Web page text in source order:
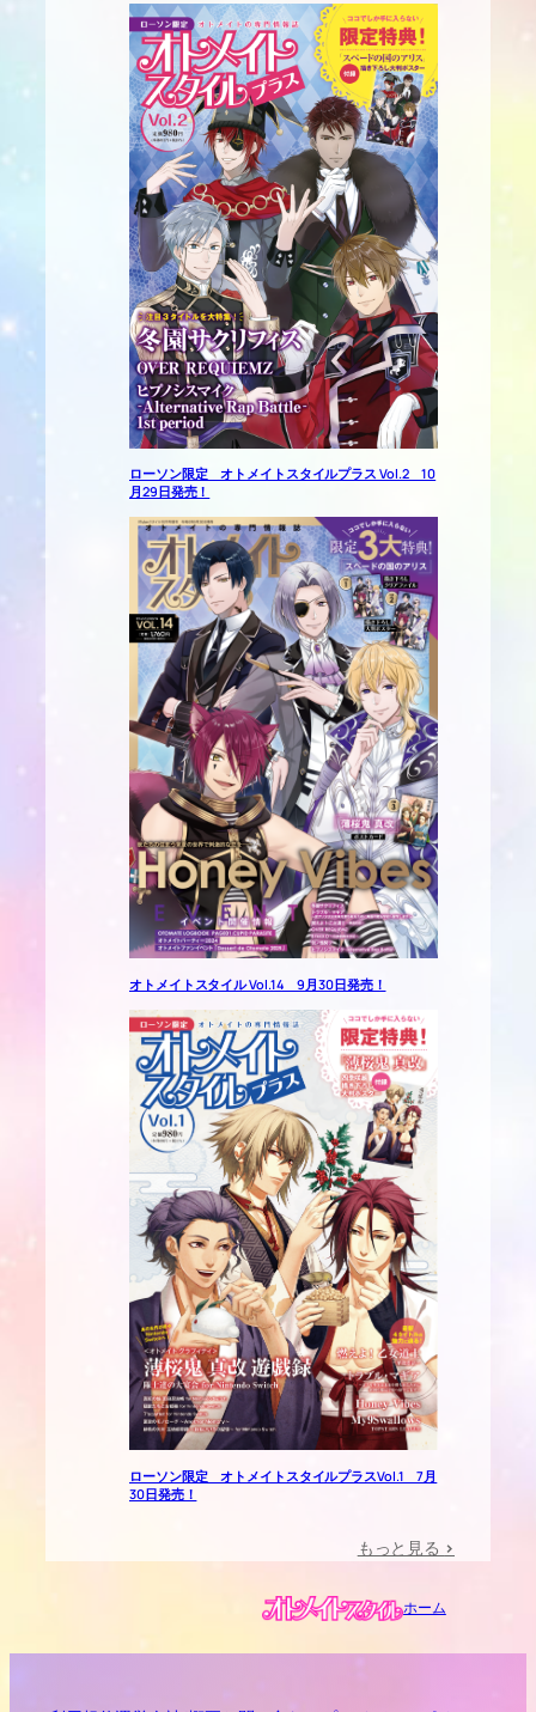
ローソン限定 オトメイトスタイルプラス Vol.2 10
月29日発売！
オトメイトスタイル Vol.14 9月30日発売！
ローソン限定 オトメイトスタイルプラスVol.1 7月
30日発売！
もっと見る >
ホーム